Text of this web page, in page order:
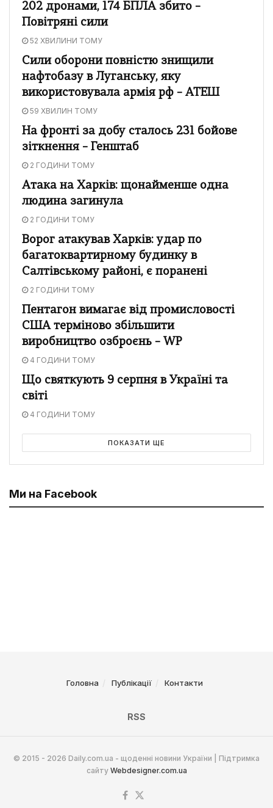
202 дронами, 174 БПЛА збито –
Повітряні сили
52 ХВИЛИНИ ТОМУ
Сили оборони повністю знищили
нафтобазу в Луганську, яку
використовувала армія рф – АТЕШ
59 ХВИЛИН ТОМУ
На фронті за добу сталось 231 бойове
зіткнення – Генштаб
2 ГОДИНИ ТОМУ
Атака на Харків: щонайменше одна
людина загинула
2 ГОДИНИ ТОМУ
Ворог атакував Харків: удар по
багатоквартирному будинку в
Салтівському районі, є поранені
2 ГОДИНИ ТОМУ
Пентагон вимагає від промисловості
США терміново збільшити
виробництво озброєнь – WP
4 ГОДИНИ ТОМУ
Що святкують 9 серпня в Україні та
світі
4 ГОДИНИ ТОМУ
ПОКАЗАТИ ЩЕ
Ми на Facebook
Головна Публікації Контакти
RSS
© 2015 - 2026 Daily.com.ua - щоденні новини України | Підтримка
сайту Webdesigner.com.ua